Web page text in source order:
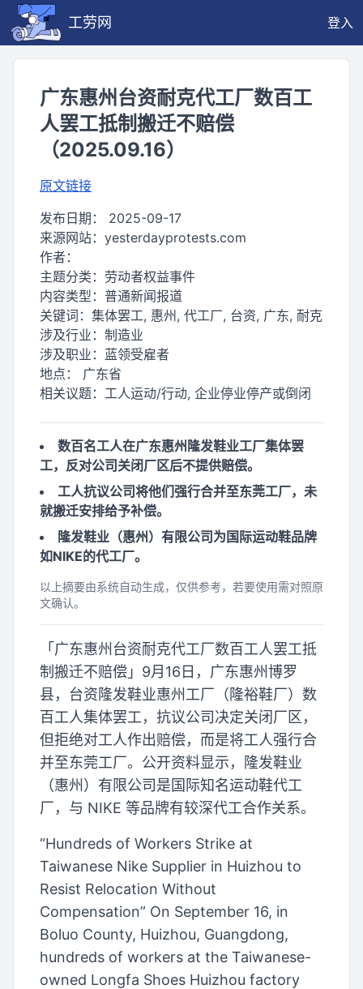
工劳网 登入
广东惠州台资耐克代工厂数百工
人罢工抵制搬迁不赔偿
（2025.09.16）
原文链接
发布日期： 2025-09-17
来源网站： yesterdayprotests.com
作者：
主题分类： 劳动者权益事件
内容类型： 普通新闻报道
关键词： 集体罢工, 惠州, 代工厂, 台资, 广东, 耐克
涉及行业： 制造业
涉及职业： 蓝领受雇者
地点： 广东省
相关议题： 工人运动/行动, 企业停业停产或倒闭
数百名工人在广东惠州隆发鞋业工厂集体罢
工，反对公司关闭厂区后不提供赔偿。
工人抗议公司将他们强行合并至东莞工厂，未
就搬迁安排给予补偿。
隆发鞋业（惠州）有限公司为国际运动鞋品牌
如NIKE的代工厂。
以上摘要由系统自动生成，仅供参考，若要使用需对照原
文确认。
「广东惠州台资耐克代工厂数百工人罢工抵
制搬迁不赔偿」9月16日，广东惠州博罗
县，台资隆发鞋业惠州工厂（隆裕鞋厂）数
百工人集体罢工，抗议公司决定关闭厂区，
但拒绝对工人作出赔偿，而是将工人强行合
并至东莞工厂。公开资料显示，隆发鞋业
（惠州）有限公司是国际知名运动鞋代工
厂，与 NIKE 等品牌有较深代工合作关系。
“Hundreds of Workers Strike at
Taiwanese Nike Supplier in Huizhou to
Resist Relocation Without
Compensation” On September 16, in
Boluo County, Huizhou, Guangdong,
hundreds of workers at the Taiwanese-
owned Longfa Shoes Huizhou factory